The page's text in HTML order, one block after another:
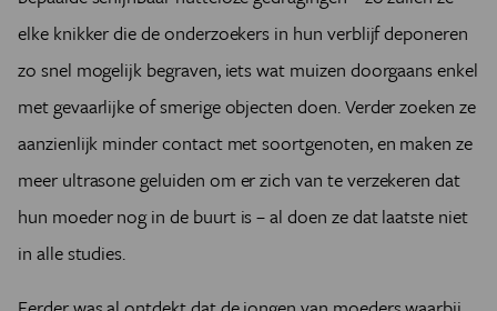
elke knikker die de onderzoekers in hun verblijf deponeren
zo snel mogelijk begraven, iets wat muizen doorgaans enkel
met gevaarlijke of smerige objecten doen. Verder zoeken ze
aanzienlijk minder contact met soortgenoten, en maken ze
meer ultrasone geluiden om er zich van te verzekeren dat
hun moeder nog in de buurt is – al doen ze dat laatste niet
in alle studies.